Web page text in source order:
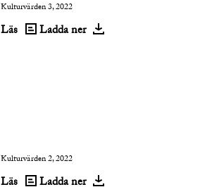
Kulturvärden 3, 2022
Läs Ladda ner
Kulturvärden 2, 2022
Läs Ladda ner